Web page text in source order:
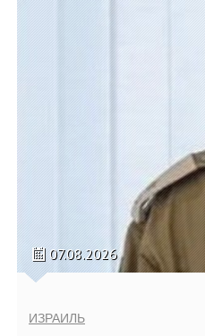
07.08.2026
ИЗРАИЛЬ